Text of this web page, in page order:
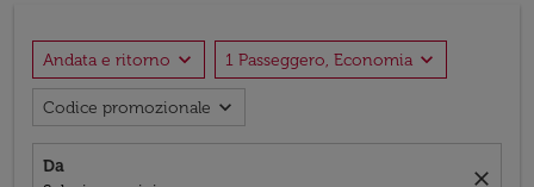
Andata e ritorno expand_more 1 Passeggero, Economia expand_more
Codice promozionale expand_more
Da
close